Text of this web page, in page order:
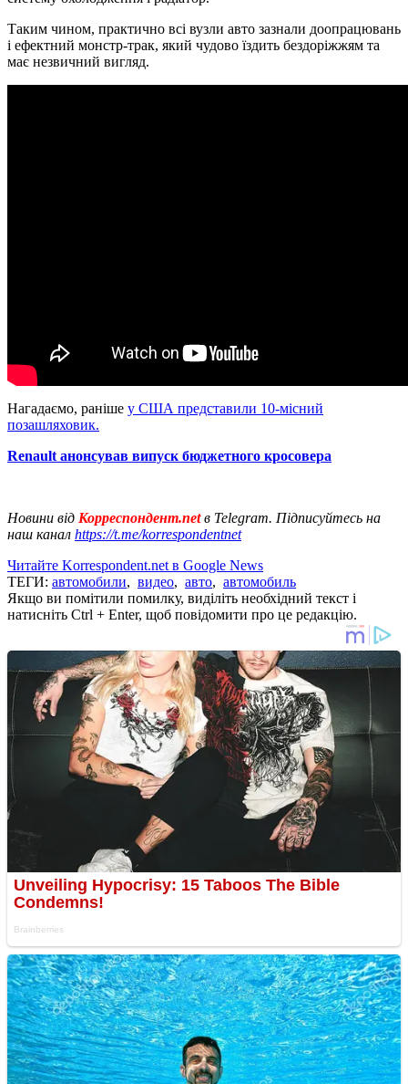
Таким чином, практично всі вузли авто зазнали доопрацювань
і ефектний монстр-трак, який чудово їздить бездоріжжям та
має незвичний вигляд.
Нагадаємо, раніше у США представили 10-місний
позашляховик.
Renault анонсував випуск бюджетного кросовера
Новини від Корреспондент.netв Telegram. Підписуйтесь на
наш канал https://t.me/korrespondentnet
Читайте Korrespondent.net в Google News
ТЕГИ: автомобили, видео, авто, автомобиль
Якщо ви помітили помилку, виділіть необхідний текст і
натисніть Ctrl + Enter, щоб повідомити про це редакцію.